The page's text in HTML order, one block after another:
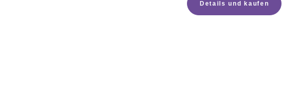
Details und kaufen